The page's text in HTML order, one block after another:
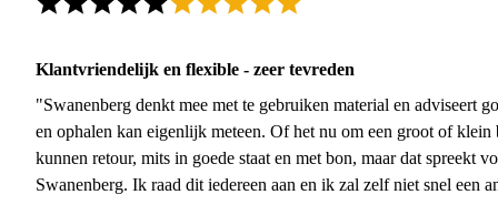
Klantvriendelijk en flexible - zeer tevreden
"Swanenberg denkt mee met te gebruiken material en adviseert
en ophalen kan eigenlijk meteen. Of het nu om een groot of
kunnen retour, mits in goede staat en met bon, maar dat spreekt
Swanenberg. Ik raad dit iedereen aan en ik zal zelf niet snel een